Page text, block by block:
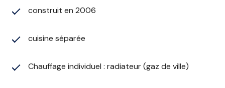
construit en 2006
cuisine séparée
Chauffage individuel : radiateur (gaz de ville)